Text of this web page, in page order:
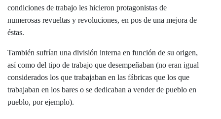
condiciones de trabajo les hicieron protagonistas de
numerosas revueltas y revoluciones, en pos de una mejora de
éstas.
También sufrían una división interna en función de su origen,
así como del tipo de trabajo que desempeñaban (no eran igual
considerados los que trabajaban en las fábricas que los que
trabajaban en los bares o se dedicaban a vender de pueblo en
pueblo, por ejemplo).